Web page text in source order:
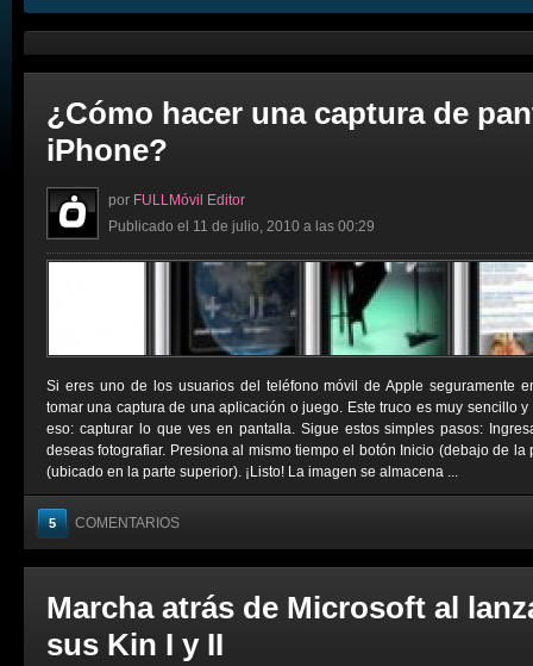
¿Cómo hacer una captura de
iPhone?
por FULLMóvil Editor
Publicado el 11 de julio, 2010 a las 00:29
Si eres uno de los usuarios del teléfono móvil de Apple seguramente
tomar una captura de una aplicación o juego. Este truco es muy sencillo
eso: capturar lo que ves en pantalla. Sigue estos simples pasos:
deseas fotografiar. Presiona al mismo tiempo el botón Inicio (debajo de
(ubicado en la parte superior). ¡Listo! La imagen se almacena ...
5 COMENTARIOS
Marcha atrás de Microsoft al
sus Kin I y II